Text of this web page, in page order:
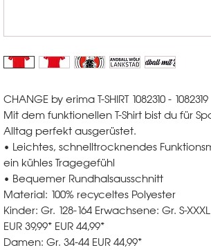
CHANGE by erima T-SHIRT 1082310 - 1082319
Mit dem funktionellen T-Shirt bist du für
Alltag perfekt ausgerüstet.
• Leichtes, schnelltrocknendes
ein kühles Tragegefühl
• Bequemer Rundhalsausschnitt
Material: 100% recyceltes Polyester
Kinder: Gr. 128-164 Erwachsene: Gr. S-XXXL
EUR 39,99* EUR 44,99*
Damen: Gr. 34-44 EUR 44,99*